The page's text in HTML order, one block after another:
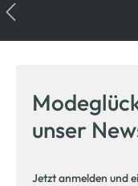
unser
Jetzt anmelden und